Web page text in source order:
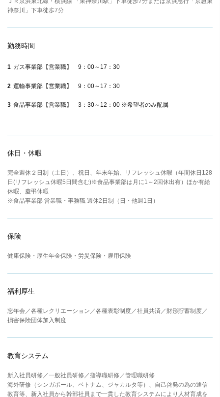
神奈川」下車徒歩7分
勤務時間
ガス事業部【営業職】 9：00～17：30
運輸事業部【営業職】 9：00～17：30
食品事業部【営業職】 3：30～12：00 ※希望者のみ配属
休日・休暇
完全週休２日制（土日）、祝日、年末年始、リフレッシュ休暇（年間休日128
日(リフレッシュ休暇5日間含む)※食品事業部は月に1～2回休出有）ほか有給
休暇、慶弔休暇
※食品事業部 営業職・事務職 週休2日制（日・他週1日）
保険
健康保険・厚生年金保険・労災保険・雇用保険
福利厚生
忘年会／各種レクリエーション／各種表彰制度／社員共済／財形貯蓄制度／
損害保険団体加入制度
教育システム
新入社員研修／一般社員研修／指導職研修／管理職研修
海外研修（シンガポール、ベトナム、ジャカルタ等）、自己啓発の為の通信
教育等、新入社員から幹部社員まで一貫した教育システムにより人材育成を